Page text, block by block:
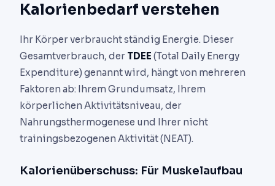
Kalorienbedarf verstehen
Ihr Körper verbraucht ständig Energie. Dieser
Gesamtverbrauch, der TDEE (Total Daily Energy
Expenditure) genannt wird, hängt von mehreren
Faktoren ab: Ihrem Grundumsatz, Ihrem
körperlichen Aktivitätsniveau, der
Nahrungsthermogenese und Ihrer nicht
trainingsbezogenen Aktivität (NEAT).
Kalorienüberschuss: Für Muskelaufbau